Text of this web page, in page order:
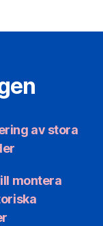
av stora
montera